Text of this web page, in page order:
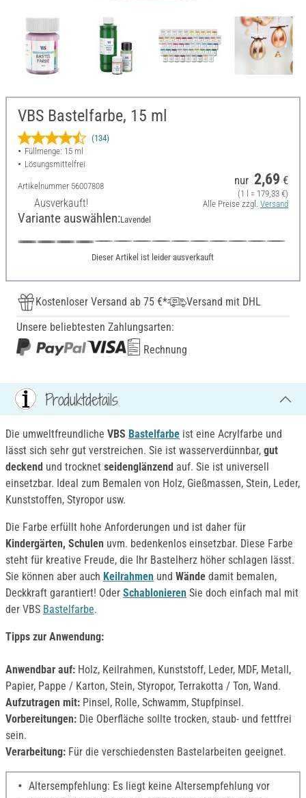
VBS Bastelfarbe, 15 ml
(134)
Füllmenge: 15 ml
Lösungsmittelfrei
Artikelnummer 56007808
Ausverkauft!
nur 2,69 €
(1 l = 179,33 €)
Alle Preise zzgl. Versand
Variante auswählen:Lavendel
Dieser Artikel ist leider ausverkauft
Kostenloser Versand ab 75 €*
Versand mit DHL
Unsere beliebtesten Zahlungsarten:
Rechnung
Produktdetails
Die umweltfreundliche VBS Bastelfarbe ist eine Acrylfarbe und
lässt sich sehr gut verstreichen. Sie ist wasserverdünnbar, gut
deckend und trocknet seidenglänzend auf. Sie ist universell
einsetzbar. Ideal zum Bemalen von Holz, Gießmassen, Stein, Leder,
Kunststoffen, Styropor usw.
Die Farbe erfüllt hohe Anforderungen und ist daher für
Kindergärten, Schulen uvm. bedenkenlos einsetzbar. Diese Farbe
steht für kreative Freude, die Ihr Bastelherz höher schlagen lässt.
Sie können aber auch Keilrahmen und Wände damit bemalen,
Deckkraft garantiert! Oder Schablonieren Sie doch einfach mal mit
der VBS Bastelfarbe.
Tipps zur Anwendung:
Anwendbar auf: Holz, Keilrahmen, Kunststoff, Leder, MDF, Metall,
Papier, Pappe / Karton, Stein, Styropor, Terrakotta / Ton, Wand.
Aufzutragen mit: Pinsel, Rolle, Schwamm, Stupfpinsel.
Vorbereitungen: Die Oberfläche sollte trocken, staub- und fettfrei
sein.
Verarbeitung: Für die verschiedensten Bastelarbeiten geeignet.
Altersempfehlung: Es liegt keine Altersempfehlung vor